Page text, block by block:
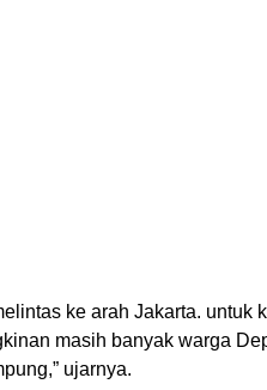
ke arah Jakarta. untuk
masih banyak warga
ujarnya.